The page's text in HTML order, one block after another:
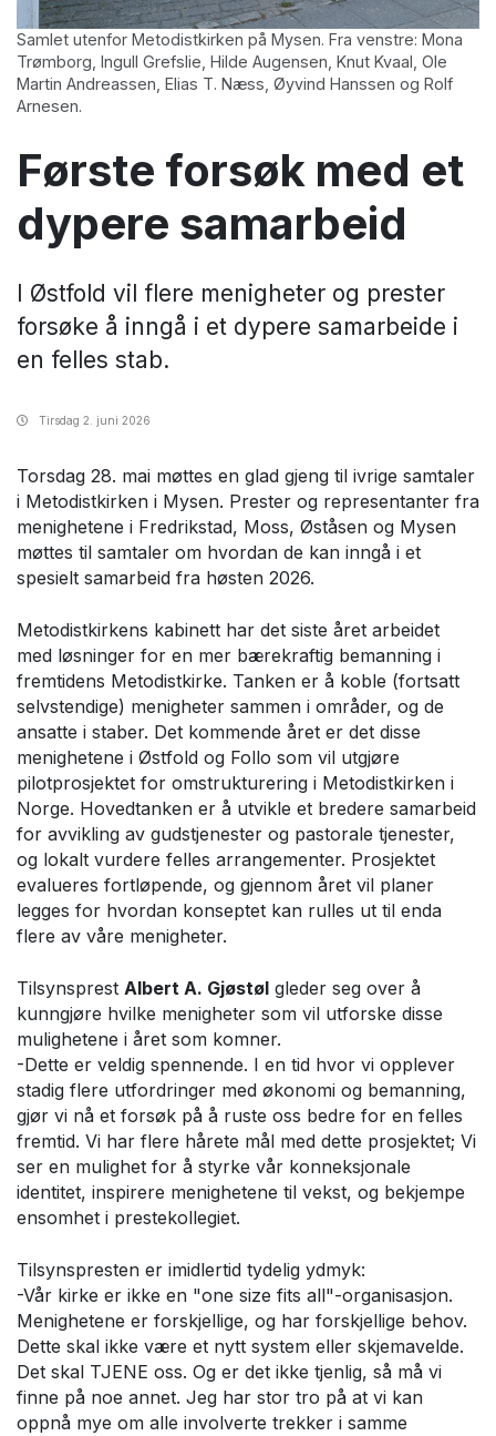
Samlet utenfor Metodistkirken på Mysen. Fra venstre: Mona
Trømborg, Ingull Grefslie, Hilde Augensen, Knut Kvaal, Ole
Martin Andreassen, Elias T. Næss, Øyvind Hanssen og Rolf
Arnesen.
Første forsøk med et
dypere samarbeid
I Østfold vil flere menigheter og prester
forsøke å inngå i et dypere samarbeide i
en felles stab.
Tirsdag 2. juni 2026
Torsdag 28. mai møttes en glad gjeng til ivrige samtaler
i Metodistkirken i Mysen. Prester og representanter fra
menighetene i Fredrikstad, Moss, Øståsen og Mysen
møttes til samtaler om hvordan de kan inngå i et
spesielt samarbeid fra høsten 2026.
Metodistkirkens kabinett har det siste året arbeidet
med løsninger for en mer bærekraftig bemanning i
fremtidens Metodistkirke. Tanken er å koble (fortsatt
selvstendige) menigheter sammen i områder, og de
ansatte i staber. Det kommende året er det disse
menighetene i Østfold og Follo som vil utgjøre
pilotprosjektet for omstrukturering i Metodistkirken i
Norge. Hovedtanken er å utvikle et bredere samarbeid
for avvikling av gudstjenester og pastorale tjenester,
og lokalt vurdere felles arrangementer. Prosjektet
evalueres fortløpende, og gjennom året vil planer
legges for hvordan konseptet kan rulles ut til enda
flere av våre menigheter.
Tilsynsprest Albert A. Gjøstøl gleder seg over å
kunngjøre hvilke menigheter som vil utforske disse
mulighetene i året som komner.
-Dette er veldig spennende. I en tid hvor vi opplever
stadig flere utfordringer med økonomi og bemanning,
gjør vi nå et forsøk på å ruste oss bedre for en felles
fremtid. Vi har flere hårete mål med dette prosjektet; Vi
ser en mulighet for å styrke vår konneksjonale
identitet, inspirere menighetene til vekst, og bekjempe
ensomhet i prestekollegiet.
Tilsynspresten er imidlertid tydelig ydmyk:
-Vår kirke er ikke en "one size fits all"-organisasjon.
Menighetene er forskjellige, og har forskjellige behov.
Dette skal ikke være et nytt system eller skjemavelde.
Det skal TJENE oss. Og er det ikke tjenlig, så må vi
finne på noe annet. Jeg har stor tro på at vi kan
oppnå mye om alle involverte trekker i samme